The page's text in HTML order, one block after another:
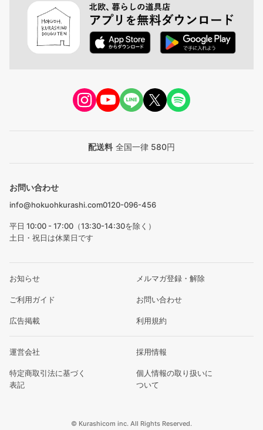
配送料 全国一律 580円
お問い合わせ
info@hokuohkurashi.com0120-096-456
平日 10:00 - 17:00（13:30-14:30を除く）
土日・祝日は休業日です
お知らせ メルマガ登録・解除
ご利用ガイド お問い合わせ
広告掲載 利用規約
運営会社 採用情報
特定商取引法に基づく
表記
個人情報の取り扱いに
ついて
© Kurashicom inc. All Rights Reserved.